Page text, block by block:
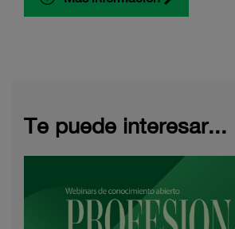
Te puede interesar...